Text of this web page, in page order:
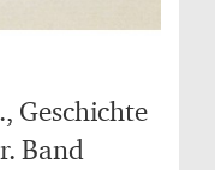
Geschichte
Band